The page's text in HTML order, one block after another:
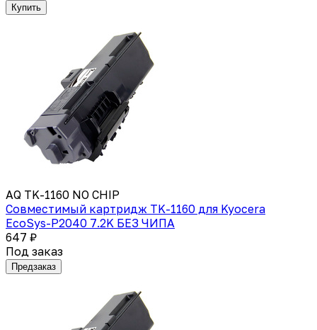
Купить
AQ TK-1160 NO CHIP
Совместимый картридж TK-1160 для Kyocera
EcoSys-P2040 7.2K БЕЗ ЧИПА
647 ₽
Под заказ
Предзаказ